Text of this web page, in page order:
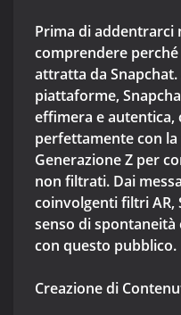
Prima di addentrarci
comprendere perché
attratta da
piattaforme,
effimera e autentica,
perfettamente con
Generazione Z per
non filtrati. Dai
coinvolgenti filtri AR,
senso di
con questo pubblico.
Creazione di